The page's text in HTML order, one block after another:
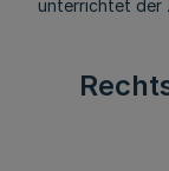
unterrichtet der